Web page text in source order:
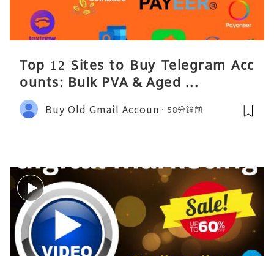
Top 12 Sites to Buy Telegram Acc
ounts: Bulk PVA & Aged ...
Buy Old Gmail Accoun 58分鐘前